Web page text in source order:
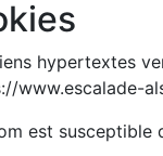
hypertextes
www.escalade-
est susceptible